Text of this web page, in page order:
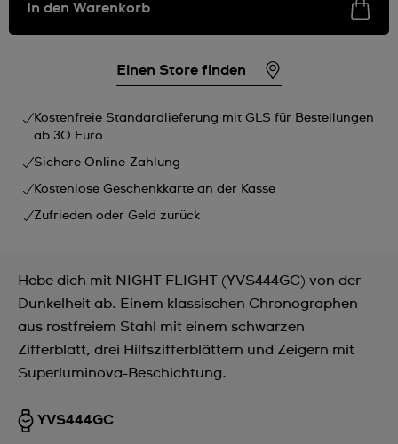
In den Warenkorb
Einen Store finden
Kostenfreie Standardlieferung mit GLS für Bestellungen
ab 30 Euro
Sichere Online-Zahlung
Kostenlose Geschenkkarte an der Kasse
Zufrieden oder Geld zurück
Hebe dich mit NIGHT FLIGHT (YVS444GC) von der
Dunkelheit ab. Einem klassischen Chronographen
aus rostfreiem Stahl mit einem schwarzen
Zifferblatt, drei Hilfszifferblättern und Zeigern mit
Superluminova-Beschichtung.
YVS444GC